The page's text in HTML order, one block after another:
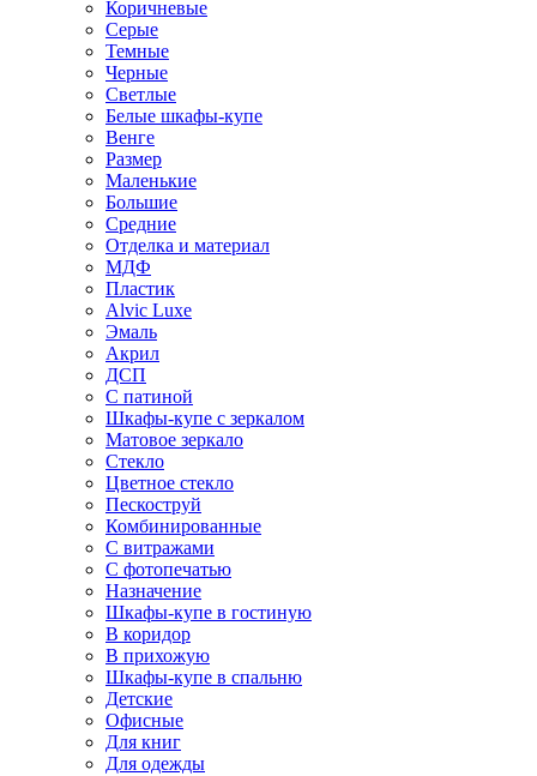
Коричневые
Серые
Темные
Черные
Светлые
Белые шкафы-купе
Венге
Размер
Маленькие
Большие
Средние
Отделка и материал
МДФ
Пластик
Alvic Luxe
Эмаль
Акрил
ДСП
С патиной
Шкафы-купе с зеркалом
Матовое зеркало
Стекло
Цветное стекло
Пескоструй
Комбинированные
С витражами
С фотопечатью
Назначение
Шкафы-купе в гостиную
В коридор
В прихожую
Шкафы-купе в спальню
Детские
Офисные
Для книг
Для одежды